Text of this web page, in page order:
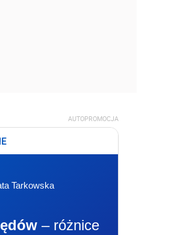
AUTOPROMOCJA
Tarkowska
– różnice